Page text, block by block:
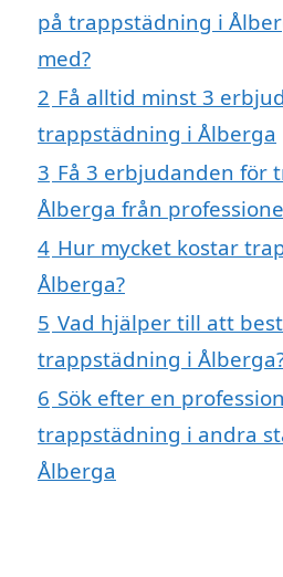
på trappstädning i
med?
2 Få alltid minst 3
trappstädning i Ålberga
3 Få 3 erbjudanden för
Ålberga från
4 Hur mycket kostar
Ålberga?
5 Vad hjälper till att
trappstädning i
6 Sök efter en
trappstädning i andra
Ålberga